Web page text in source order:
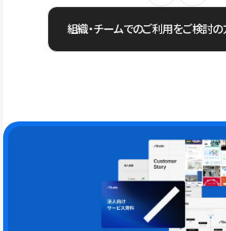
組織・チームでのご利用をご検討の